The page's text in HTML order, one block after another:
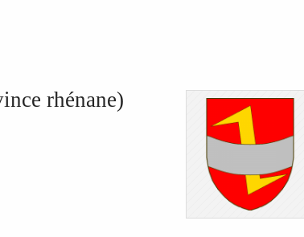
rhénane)